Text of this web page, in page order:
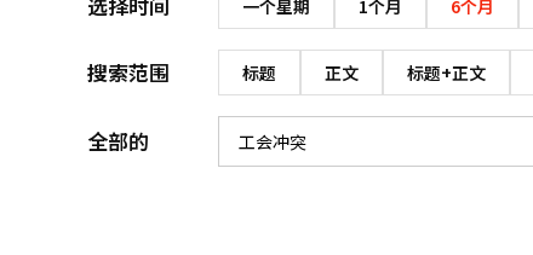
一个星期 1个月 6个月
搜索范围 标题 正文 标题+正文
全部的